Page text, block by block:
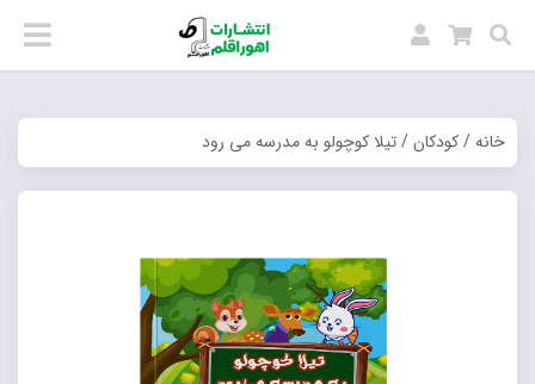
خانه/کودکان/ تیلا کوچولو به مدرسه می رود